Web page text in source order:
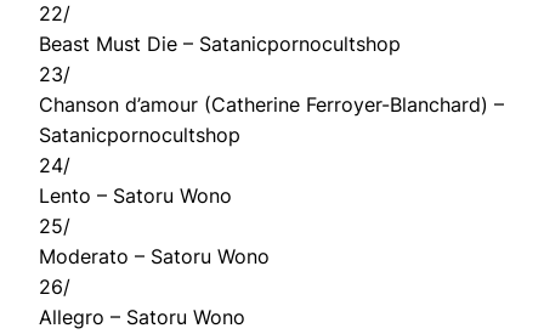
22/
Beast Must Die – Satanicpornocultshop
23/
Chanson d’amour (Catherine Ferroyer-Blanchard) –
Satanicpornocultshop
24/
Lento – Satoru Wono
25/
Moderato – Satoru Wono
26/
Allegro – Satoru Wono